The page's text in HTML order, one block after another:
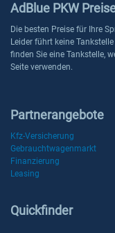
AdBlue PKW
Die besten Preise für Ihre
Leider führt keine
finden Sie eine Tankstelle,
Seite verwenden.
Partnerangebote
Kfz-Versicherung
Gebrauchtwagenmarkt
Finanzierung
Leasing
Quickfinder